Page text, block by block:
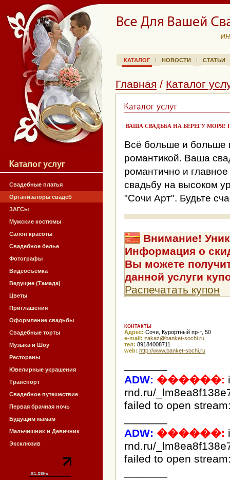
Свадебные платья
Организаторы свадеб
ЗАГСы
Мужские костюмы
Салон красоты
Свадебное белье
Фотографы
Видеосъемка
Ведущие (Тамада)
Цветы
Приглашения
Оформление свадьбы
Свадебные торты
Музыка и Шоу
Рестораны
Ювелирные украшения
Транспорт
Свадебное путешествие
Первая брачная ночь
Будущим мамам
Мальчишник и Девичник
Эксклюзив
КАТАЛОГ НОВОСТИ СТАТЬИ
Главная / Каталог
ВАША СВАДЬБА НА БЕРЕГУ
Всё больше и больше
романтикой. Ваша
романтично и
свадьбу на высоком
"Сочи Арт". Будьте
Внимание!
Информация о
Вы можете
данной услуги
Распечатать купон
КОНТАКТЫ
Адрес: Сочи, Курортный пр-т, 50
e-mail: ur.ihcos-teknab@zakaz
тел: 89184008711
web: http://www.banket-sochi.ru
ADW: ������:
rnd.ru/
failed to open
ADW: ������:
rnd.ru/
failed to open